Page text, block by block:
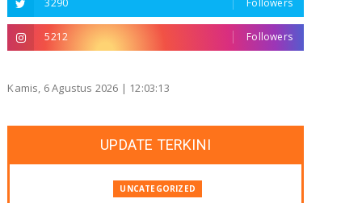
3290 Followers
5212 Followers
Kamis, 6 Agustus 2026 | 12:03:14
UPDATE TERKINI
UNCATEGORIZED